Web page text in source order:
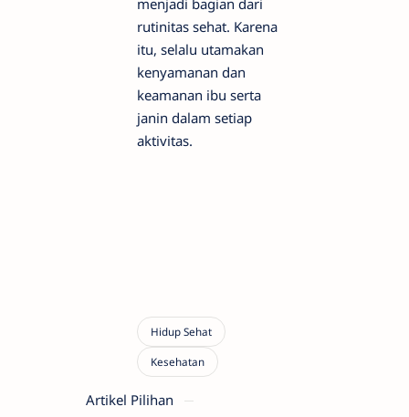
rutinitas sehat. Karena
itu, selalu utamakan
kenyamanan dan
keamanan ibu serta
janin dalam setiap
aktivitas.
Artikel Pilihan